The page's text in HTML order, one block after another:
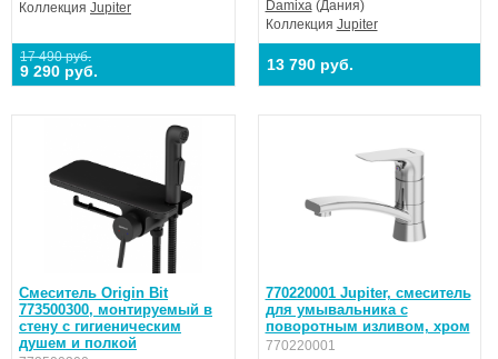
Коллекция Jupiter
17 490 руб.
9 290 руб.
Damixa(Дания)
Коллекция Jupiter
13 790 руб.
Смеситель Origin Bit
773500300, монтируемый в
стену с гигиеническим
душем и полкой
770220001 Jupiter, смеситель
для умывальника с
поворотным изливом, хром
770220001